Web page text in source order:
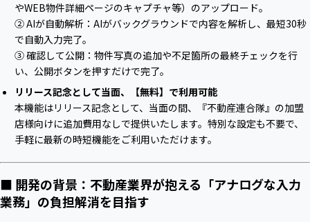
やWEB物件詳細ページのキャプチャ等）のアップロード。
② AIが自動解析：AIがバックグラウンドで内容を解析し、最短30秒
で自動入力完了。
③ 確認して公開：物件写真の追加や不足箇所の最終チェックを行
い、公開ボタンを押すだけで完了。
リリース記念として当面、【無料】で利用可能
本機能はリリース記念として、当面の間、『不動産連合隊』の加盟
店様向けに追加費用なしで提供いたします。特別な設定も不要で、
手軽に最新の時短機能をご利用いただけます。
■ 開発の背景：不動産業界が抱える「アナログな入力
業務」の負担解消を目指す